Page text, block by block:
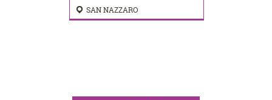
SAN NAZZARO